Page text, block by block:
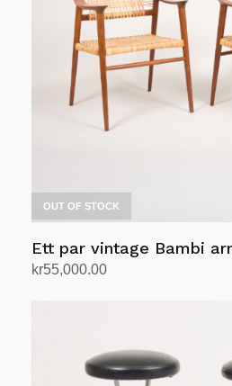
OUT OF STOCK
Ett par vintage Bambi
kr55,000.00